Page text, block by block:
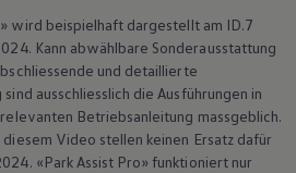
More (3)
wird beispielhaft dargestellt am ID.7
Kann abwählbare Sonderausstattung
und detaillierte
ausschliesslich die Ausführungen in
Betriebsanleitung massgeblich.
Video stellen keinen Ersatz dafür
«Park Assist Pro» funktioniert nur